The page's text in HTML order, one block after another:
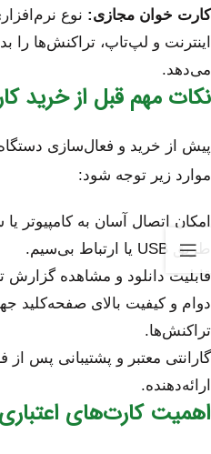
کارت خوان مجازی:
اینترنت و لپ‌تاپ، تراکنش‌ها را
می‌دهد.
نکات مهم قبل از خرید
پیش از خرید و فعال‌سازی
موارد زیر توجه شود:
امکان اتصال آسان به کامپیوتر
طریق USB یا ارتباط بی‌سیم.
قابلیت دانلود و مشاهده گزارش
دوام و کیفیت بالای
تراکنش‌ها.
گارانتی معتبر و پشتیبانی پس
ارائه‌دهنده.
اهمیت کارت‌های